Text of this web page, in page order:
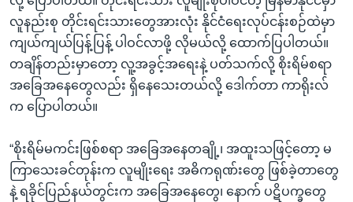
လူနည်းစု တိုင်းရင်းသားတွေအားလုံး နိုင်ငံရေးလုပ်ငန်းစဉ်ထဲမှာ
ကျယ်ကျယ်ပြန့်ပြန့် ပါဝင်လာဖို့ လိုမယ်လို့ ထောက်ပြပါတယ်။
တချိန်တည်းမှာတော့ လူ့အခွင့်အရေးနဲ့ ပတ်သက်လို့ စိုးရိမ်စရာ
အခြေအနေတွေလည်း ရှိနေသေးတယ်လို့ ဒေါက်တာ ကာရိုးလ်
က ပြောပါတယ်။
“စိုးရိမ်မကင်းဖြစ်စရာ အခြေအနေတချို့၊ အထူးသဖြင့်တော့ မ
ကြာသေးခင်တုန်းက လူမျိုးရေး အဓိကရုဏ်းတွေ ဖြစ်ခဲ့တာတွေ
နဲ့ ရခိုင်ပြည်နယ်တွင်းက အခြေအနေတွေ၊ နောက် ပဋိပက္ခတွေ